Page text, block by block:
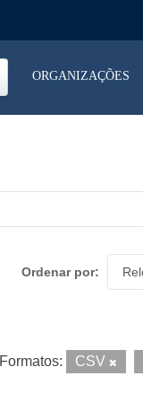
ORGANIZAÇÕES
Ordenar por
Formatos: CSV